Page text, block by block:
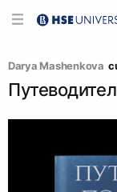
Darya Mashenkova